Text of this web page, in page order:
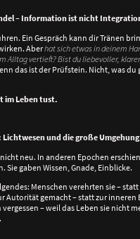
– Information ist nicht
Ein Gespräch kann dir Tränen
Aberhat sich etwas in deinem
Alltag vertieft? Bist du liebevoller,
das ist der Prüfstein. Nicht, was du
im Leben tust.
Lichtwesen und die große Umgehung
neu. In anderen Epochen
Sie gaben Wissen, Gnade, Einblicke.
Menschen verehrten sie – statt
Autorität gemacht – statt zur inneren
– weil das Leben sie nicht